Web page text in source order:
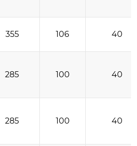
355 106 40
285 100 40
285 100 40